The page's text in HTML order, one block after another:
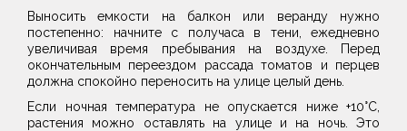
​Выносить емкости на балкон или веранду нужно
постепенно: начните с получаса в тени, ежедневно
увеличивая время пребывания на воздухе. Перед
окончательным переездом рассада томатов и перцев
должна спокойно переносить на улице целый день.
Если ночная температура не опускается ниже +10°C,
растения можно оставлять на улице и на ночь. Это